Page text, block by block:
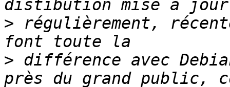
> régulièrement,
> différence avec